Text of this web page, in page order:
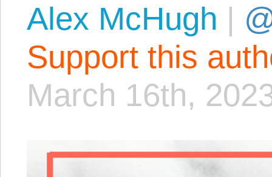
Alex McHugh |
Support this
March 16th,